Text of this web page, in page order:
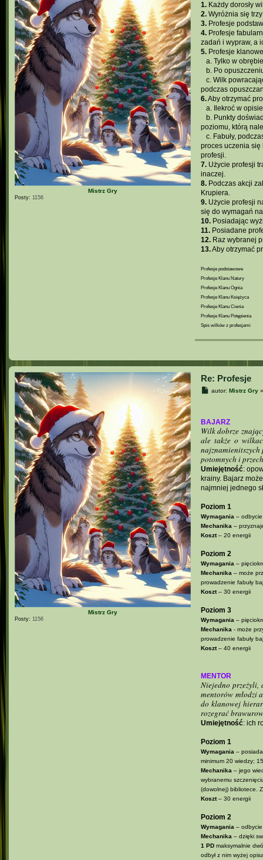
Mistrz Gry
Posty: 1156
1.Każdy dorosły
2.Wyróżnia się
3.Profesje
4.Profesje
zadań i wypraw, a
5.Profesje
a. Tylko w
b. Po
c. Wilk
podczas
6.Aby otrzymać
a. Ilekroć w
b. Punkty
poziomu, którą
c. Fabuły,
proces uczenia się
profesji.
7.Użycie profesji
inaczej.
8.Podczas akcji
Krupiera.
9.Użycie profesji
się do wymagań
10.Posiadając
11.Posiadane
12.Raz wybranej
13.Aby otrzymać
Profesje podstawowe
Profesje Klanu Natury
Profesje Klanu Ognia
Profesje Klanu Księżyca
Profesje Klanu Cienia
Profesje Klanu Potępienia
Spis wilków z profesjami
Mistrz Gry
Posty: 1156
Re: Profesje
Pautor:Mistrz Gry
BAJARZ
Wilk dobrze
ale także o
najznamienitszych
potomnych i
Umiejętność:
krainy. Bajarz
najmniej jednego
Poziom 1
Wymagania –
Mechanika –
Koszt– 20 energii
Poziom 2
Wymagania –
Mechanika – może
prowadzenie fabuły
Koszt– 30 energii
Poziom 3
Wymagania –
Mechanika - może
prowadzenie fabuły
Koszt– 40 energii
MENTOR
Niejedno przeżyli,
mentorów młodzi
do klanowej
rozegrać
Umiejętność: ich
Poziom 1
Wymagania –
minimum 20 wiedzy;
Mechanika – jego
wybranemu
(dowolnej) bibliotece.
Koszt– 30 energii
Poziom 2
Wymagania –
Mechanika – dzięki
1 PDmaksymalnie
odbył z nim wyżej